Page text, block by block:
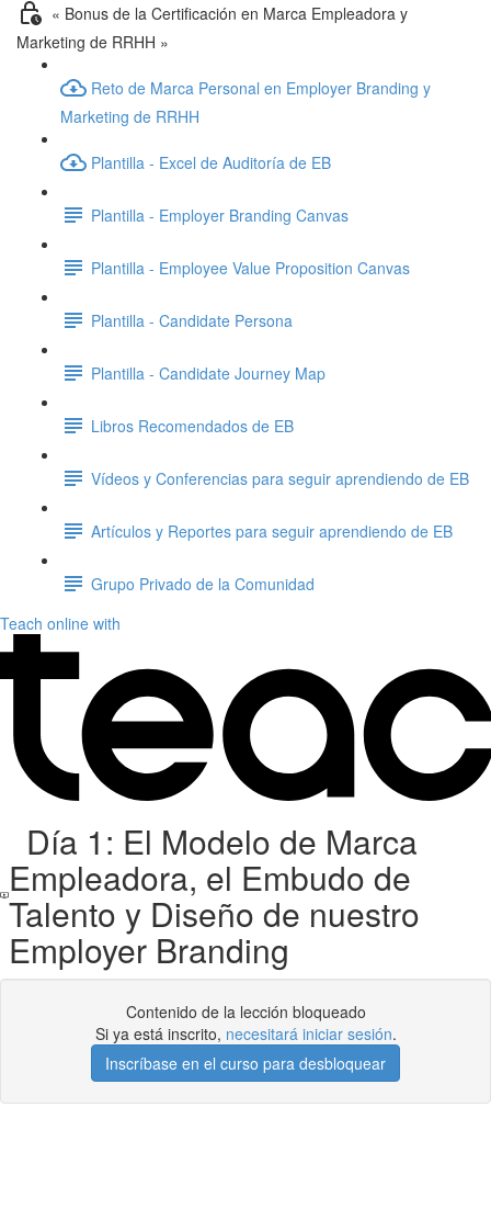
« Bonus de la Certificación en Marca Empleadora y
Marketing de RRHH »
Reto de Marca Personal en Employer Branding y
Marketing de RRHH
Plantilla - Excel de Auditoría de EB
Plantilla - Employer Branding Canvas
Plantilla - Employee Value Proposition Canvas
Plantilla - Candidate Persona
Plantilla - Candidate Journey Map
Libros Recomendados de EB
Vídeos y Conferencias para seguir aprendiendo de EB
Artículos y Reportes para seguir aprendiendo de EB
Grupo Privado de la Comunidad
Teach online with
Día 1: El Modelo de Marca
Empleadora, el Embudo de
Talento y Diseño de nuestro
Employer Branding
Contenido de la lección bloqueado
Si ya está inscrito, necesitará iniciar sesión.
Inscríbase en el curso para desbloquear